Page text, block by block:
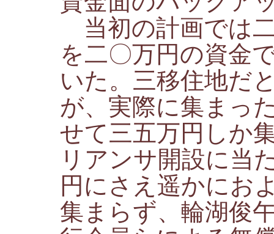
当初の計画では
を二〇万円の資金
いた。三移住地だ
が、実際に集まっ
せて三五万円しか
リアンサ開設に当
円にさえ遥かにお
集まらず、輪湖俊